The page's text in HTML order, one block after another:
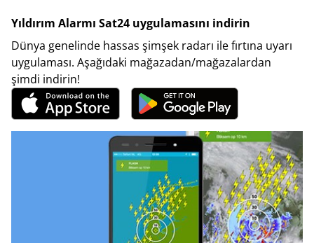
Yıldırım Alarmı Sat24 uygulamasını indirin
Dünya genelinde hassas şimşek radarı ile fırtına uyarı
uygulaması. Aşağıdaki mağazadan/mağazalardan
şimdi indirin!